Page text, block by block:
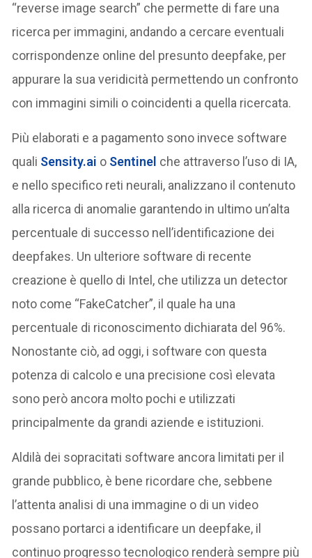
“reverse image search” che permette di fare una
ricerca per immagini, andando a cercare eventuali
corrispondenze online del presunto deepfake, per
appurare la sua veridicità permettendo un confronto
con immagini simili o coincidenti a quella ricercata.
Più elaborati e a pagamento sono invece software
quali Sensity.ai o Sentinel che attraverso l’uso di IA,
e nello specifico reti neurali, analizzano il contenuto
alla ricerca di anomalie garantendo in ultimo un’alta
percentuale di successo nell’identificazione dei
deepfakes. Un ulteriore software di recente
creazione è quello di Intel, che utilizza un detector
noto come “FakeCatcher”, il quale ha una
percentuale di riconoscimento dichiarata del 96%.
Nonostante ciò, ad oggi, i software con questa
potenza di calcolo e una precisione così elevata
sono però ancora molto pochi e utilizzati
principalmente da grandi aziende e istituzioni.
Aldilà dei sopracitati software ancora limitati per il
grande pubblico, è bene ricordare che, sebbene
l’attenta analisi di una immagine o di un video
possano portarci a identificare un deepfake, il
continuo progresso tecnologico renderà sempre più